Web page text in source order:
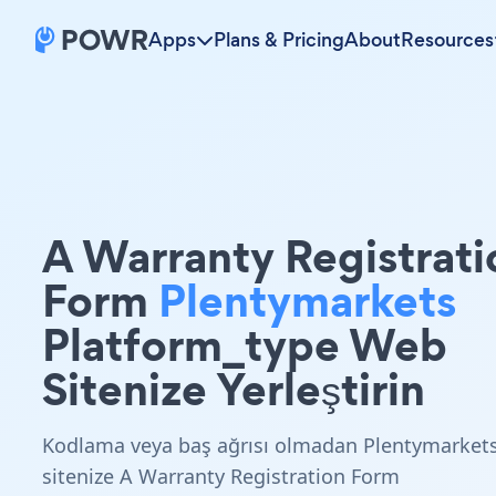
Apps Plans & PricingAboutResources
A Warranty
Form Plentymarkets
Platform_type Web
Sitenize Yerleştirin
Kodlama veya baş ağrısı olmadan
sitenize A Warranty Registration Form